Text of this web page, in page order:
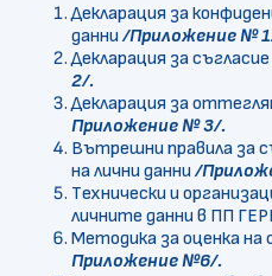
Декларация за
данни/Приложение №
Декларация за
2/.
Декларация за
Приложение № 3/.
Вътрешни правила за
на лични данни/
Tехнически и
личните данни в ПП
Методика за оценка
Приложение №6/.